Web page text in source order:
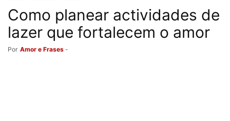
Como planear actividades de
lazer que fortalecem o amor
Por Amor e Frases -